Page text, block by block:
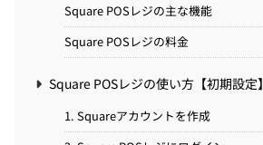
Square POSレジの主な機能
Square POSレジの料金
Square POSレジの使い方【初期設定】
1. Squareアカウントを作成